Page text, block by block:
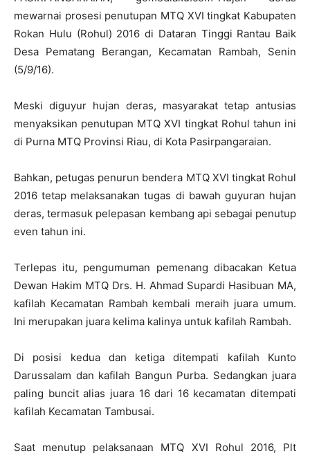
mewarnai prosesi penutupan MTQ XVI tingkat Kabupaten
Rokan Hulu (Rohul) 2016 di Dataran Tinggi Rantau Baik
Desa Pematang Berangan, Kecamatan Rambah, Senin
(5/9/16).
Meski diguyur hujan deras, masyarakat tetap antusias
menyaksikan penutupan MTQ XVI tingkat Rohul tahun ini
di Purna MTQ Provinsi Riau, di Kota Pasirpangaraian.
Bahkan, petugas penurun bendera MTQ XVI tingkat Rohul
2016 tetap melaksanakan tugas di bawah guyuran hujan
deras, termasuk pelepasan kembang api sebagai penutup
even tahun ini.
Terlepas itu, pengumuman pemenang dibacakan Ketua
Dewan Hakim MTQ Drs. H. Ahmad Supardi Hasibuan MA,
kafilah Kecamatan Rambah kembali meraih juara umum.
Ini merupakan juara kelima kalinya untuk kafilah Rambah.
Di posisi kedua dan ketiga ditempati kafilah Kunto
Darussalam dan kafilah Bangun Purba. Sedangkan juara
paling buncit alias juara 16 dari 16 kecamatan ditempati
kafilah Kecamatan Tambusai.
Saat menutup pelaksanaan MTQ XVI Rohul 2016, Plt